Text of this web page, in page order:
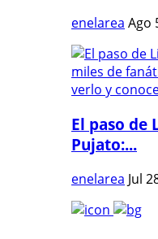
enelarea Ago
El paso de
Pujato:...
enelarea Jul